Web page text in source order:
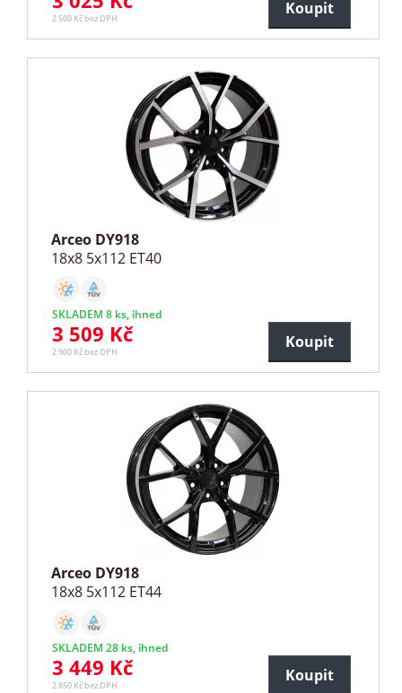
2 500 Kč bez DPH
Koupit
Arceo DY918
18x8 5x112 ET40
SKLADEM 8 ks, ihned
3 509 Kč
2 900 Kč bez DPH
Koupit
Arceo DY918
18x8 5x112 ET44
SKLADEM 28 ks, ihned
3 449 Kč
2 850 Kč bez DPH
Koupit